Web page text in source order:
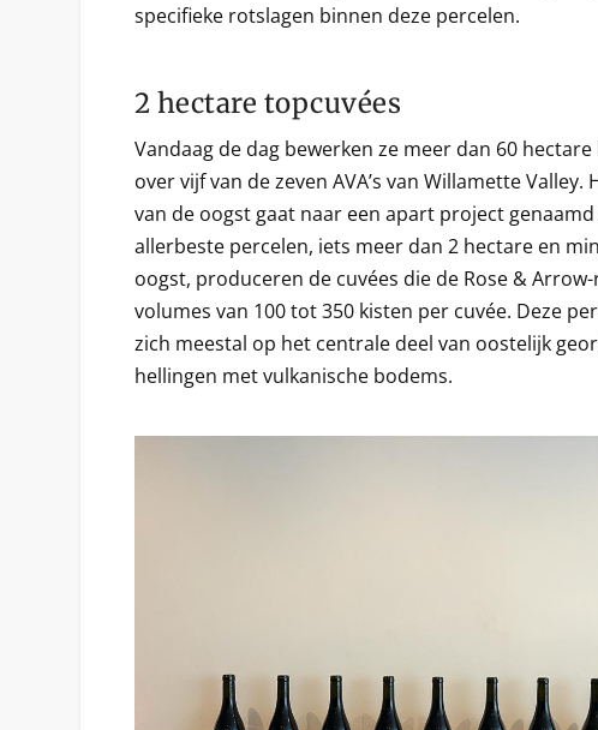
specifieke rotslagen binnen deze percelen.
2 hectare topcuvées
Vandaag de dag bewerken ze meer dan 60
over vijf van de zeven AVA’s van Willamette
van de oogst gaat naar een apart project
allerbeste percelen, iets meer dan 2 hectare en
oogst, produceren de cuvées die de Rose &
volumes van 100 tot 350 kisten per cuvée. Deze
zich meestal op het centrale deel van oostelijk
hellingen met vulkanische bodems.